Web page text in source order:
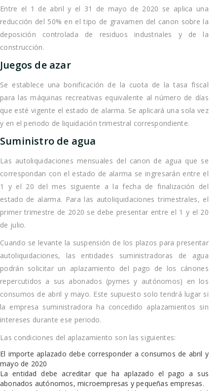
Entre el 1 de abril y el 31 de mayo de 2020 se aplica una
reducción del 50% en el tipo de gravamen del canon sobre la
deposición controlada de residuos industriales y de la
construcción.
Juegos de azar
Se establece una bonificación de la cuota de la tasa fiscal
para las máquinas recreativas equivalente al número de días
que esté vigente el estado de alarma. Se aplicará una sola vez
y en el periodo de liquidación trimestral correspondiente.
Suministro de agua
Las autoliquidaciones mensuales del canon de agua que se
correspondan con el estado de alarma se ingresarán entre el
1 y el 20 del mes siguiente a la fecha de finalización del
estado de alarma. Para las autoliquidaciones trimestrales, el
primer trimestre de 2020 se debe presentar entre el 1 y el 20
de julio.
Cuando se levante la suspensión de los plazos para presentar
autoliquidaciones, las entidades suministradoras de agua
podrán solicitar un aplazamiento del pago de los cánones
repercutidos a sus abonados (pymes y autónomos) en los
consumos de abril y mayo. Este supuesto solo tendrá lugar si
la empresa suministradora ha concedido aplazamientos sin
intereses durante ese periodo.
Las condiciones del aplazamiento son las siguientes:
El importe aplazado debe corresponder a consumos de abril y
mayo de 2020
La entidad debe acreditar que ha aplazado el pago a sus
abonados autónomos, microempresas y pequeñas empresas.